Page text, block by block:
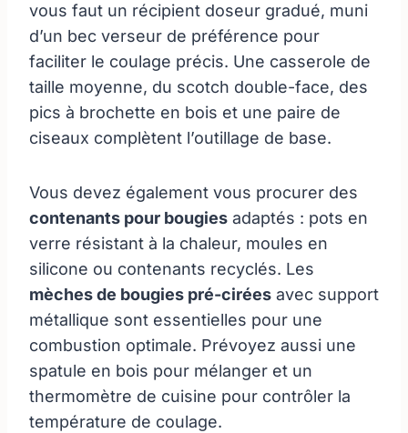
vous faut un récipient doseur gradué, muni
d’un bec verseur de préférence pour
faciliter le coulage précis. Une casserole de
taille moyenne, du scotch double-face, des
pics à brochette en bois et une paire de
ciseaux complètent l’outillage de base.
Vous devez également vous procurer des
contenants pour bougies adaptés : pots en
verre résistant à la chaleur, moules en
silicone ou contenants recyclés. Les
mèches de bougies pré-cirées avec support
métallique sont essentielles pour une
combustion optimale. Prévoyez aussi une
spatule en bois pour mélanger et un
thermomètre de cuisine pour contrôler la
température de coulage.